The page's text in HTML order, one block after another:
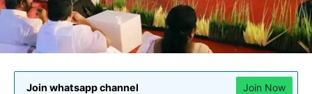
Join whatsapp channel Join Now